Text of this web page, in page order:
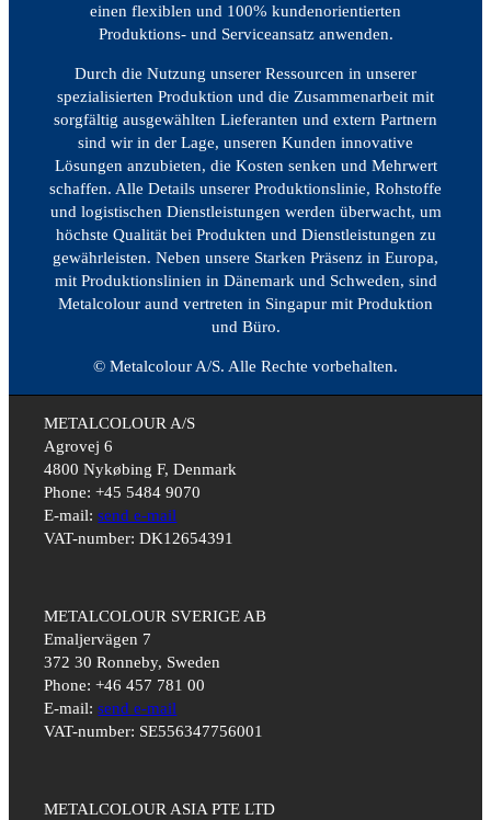
einen flexiblen und 100% kundenorientierten
Produktions- und Serviceansatz anwenden.
Durch die Nutzung unserer Ressourcen in unserer
spezialisierten Produktion und die Zusammenarbeit mit
sorgfältig ausgewählten Lieferanten und extern Partnern
sind wir in der Lage, unseren Kunden innovative
Lösungen anzubieten, die Kosten senken und Mehrwert
schaffen. Alle Details unserer Produktionslinie, Rohstoffe
und logistischen Dienstleistungen werden überwacht, um
höchste Qualität bei Produkten und Dienstleistungen zu
gewährleisten. Neben unsere Starken Präsenz in Europa,
mit Produktionslinien in Dänemark und Schweden, sind
Metalcolour aund vertreten in Singapur mit Produktion
und Büro.
© Metalcolour A/S. Alle Rechte vorbehalten.
METALCOLOUR A/S
Agrovej 6
4800 Nykøbing F, Denmark
Phone: +45 5484 9070
E-mail:send e-mail
VAT-number: DK12654391
METALCOLOUR SVERIGE AB
Emaljervägen 7
372 30 Ronneby, Sweden
Phone: +46 457 781 00
E-mail:send e-mail
VAT-number: SE556347756001
METALCOLOUR ASIA PTE LTD